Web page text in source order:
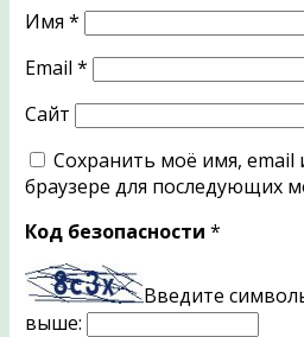
Имя *
Email *
Сайт
Сохранить моё имя, email
браузере для последующих
Код безопасности *
Введите
выше: